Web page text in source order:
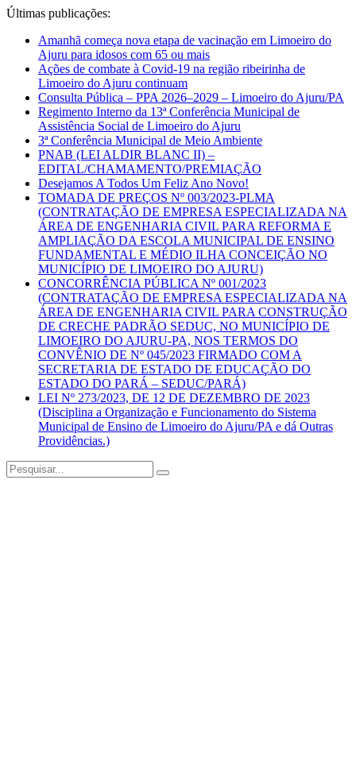
Últimas publicações:
Amanhã começa nova etapa de vacinação em Limoeiro do
Ajuru para idosos com 65 ou mais
Ações de combate à Covid-19 na região ribeirinha de
Limoeiro do Ajuru continuam
Consulta Pública – PPA 2026–2029 – Limoeiro do Ajuru/PA
Regimento Interno da 13ª Conferência Municipal de
Assistência Social de Limoeiro do Ajuru
3ª Conferência Municipal de Meio Ambiente
PNAB (LEI ALDIR BLANC II) –
EDITAL/CHAMAMENTO/PREMIAÇÃO
Desejamos A Todos Um Feliz Ano Novo!
TOMADA DE PREÇOS Nº 003/2023-PLMA
(CONTRATAÇÃO DE EMPRESA ESPECIALIZADA NA
ÁREA DE ENGENHARIA CIVIL PARA REFORMA E
AMPLIAÇÃO DA ESCOLA MUNICIPAL DE ENSINO
FUNDAMENTAL E MÉDIO ILHA CONCEIÇÃO NO
MUNICÍPIO DE LIMOEIRO DO AJURU)
CONCORRÊNCIA PÚBLICA Nº 001/2023
(CONTRATAÇÃO DE EMPRESA ESPECIALIZADA NA
ÁREA DE ENGENHARIA CIVIL PARA CONSTRUÇÃO
DE CRECHE PADRÃO SEDUC, NO MUNICÍPIO DE
LIMOEIRO DO AJURU-PA, NOS TERMOS DO
CONVÊNIO DE Nº 045/2023 FIRMADO COM A
SECRETARIA DE ESTADO DE EDUCAÇÃO DO
ESTADO DO PARÁ – SEDUC/PARÁ)
LEI Nº 273/2023, DE 12 DE DEZEMBRO DE 2023
(Disciplina a Organização e Funcionamento do Sistema
Municipal de Ensino de Limoeiro do Ajuru/PA e dá Outras
Providências.)